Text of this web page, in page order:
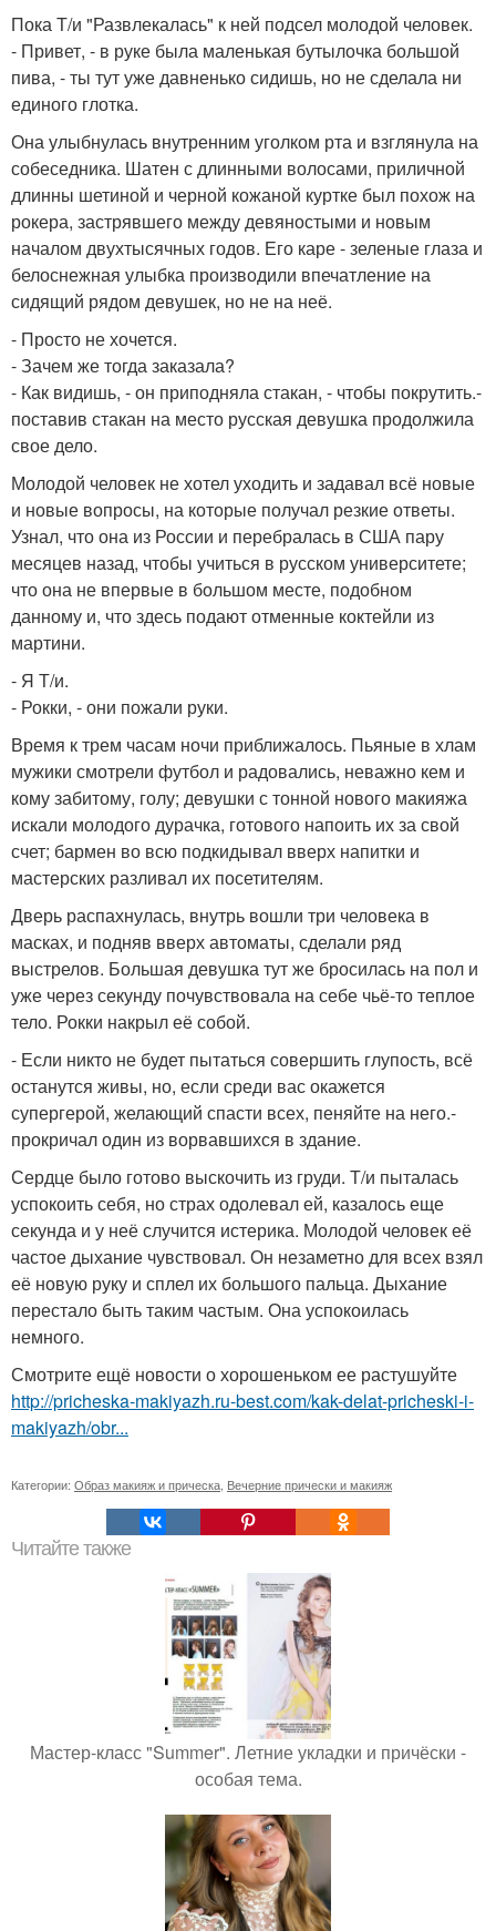
Пока Т/и "Развлекалась" к ней подсел молодой человек.
- Привет, - в руке была маленькая бутылочка большой
пива, - ты тут уже давненько сидишь, но не сделала ни
единого глотка.
Она улыбнулась внутренним уголком рта и взглянула на
собеседника. Шатен с длинными волосами, приличной
длинны шетиной и черной кожаной куртке был похож на
рокера, застрявшего между девяностыми и новым
началом двухтысячных годов. Его каре - зеленые глаза и
белоснежная улыбка производили впечатление на
сидящий рядом девушек, но не на неё.
- Просто не хочется.
- Зачем же тогда заказала?
- Как видишь, - он приподняла стакан, - чтобы покрутить.-
поставив стакан на место русская девушка продолжила
свое дело.
Молодой человек не хотел уходить и задавал всё новые
и новые вопросы, на которые получал резкие ответы.
Узнал, что она из России и перебралась в США пару
месяцев назад, чтобы учиться в русском университете;
что она не впервые в большом месте, подобном
данному и, что здесь подают отменные коктейли из
мартини.
- Я Т/и.
- Рокки, - они пожали руки.
Время к трем часам ночи приближалось. Пьяные в хлам
мужики смотрели футбол и радовались, неважно кем и
кому забитому, голу; девушки с тонной нового макияжа
искали молодого дурачка, готового напоить их за свой
счет; бармен во всю подкидывал вверх напитки и
мастерских разливал их посетителям.
Дверь распахнулась, внутрь вошли три человека в
масках, и подняв вверх автоматы, сделали ряд
выстрелов. Большая девушка тут же бросилась на пол и
уже через секунду почувствовала на себе чьё-то теплое
тело. Рокки накрыл её собой.
- Если никто не будет пытаться совершить глупость, всё
останутся живы, но, если среди вас окажется
супергерой, желающий спасти всех, пеняйте на него.-
прокричал один из ворвавшихся в здание.
Сердце было готово выскочить из груди. Т/и пыталась
успокоить себя, но страх одолевал ей, казалось еще
секунда и у неё случится истерика. Молодой человек её
частое дыхание чувствовал. Он незаметно для всех взял
её новую руку и сплел их большого пальца. Дыхание
перестало быть таким частым. Она успокоилась
немного.
Смотрите ещё новости о хорошеньком ее растушуйте
http://pricheska-makiyazh.ru-best.com/kak-delat-pricheski-i-
makiyazh/obr...
Категории: Образ макияж и прическа Вечерние прически и макияж
Читайте также
Мастер-класс "Summer". Летние укладки и причёски -
особая тема.